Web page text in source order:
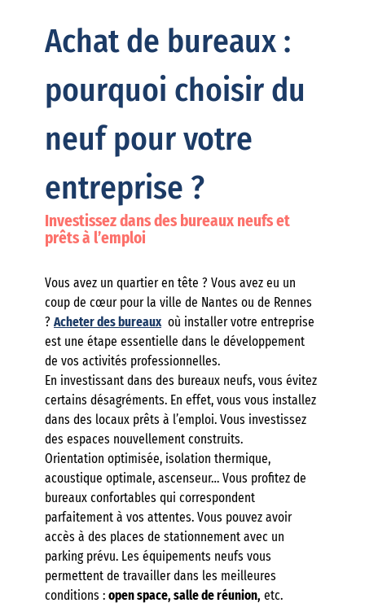
Achat de bureaux :
pourquoi choisir du
neuf pour votre
entreprise ?
Investissez dans des bureaux neufs et
prêts à l’emploi
Vous avez un quartier en tête ? Vous avez eu un
coup de cœur pour la ville de Nantes ou de Rennes
? Acheter des bureaux où installer votre entreprise
est une étape essentielle dans le développement
de vos activités professionnelles.
En investissant dans des bureaux neufs, vous évitez
certains désagréments. En effet, vous vous installez
dans des locaux prêts à l’emploi. Vous investissez
des espaces nouvellement construits.
Orientation optimisée, isolation thermique,
acoustique optimale, ascenseur… Vous profitez de
bureaux confortables qui correspondent
parfaitement à vos attentes. Vous pouvez avoir
accès à des places de stationnement avec un
parking prévu. Les équipements neufs vous
permettent de travailler dans les meilleures
conditions : open space, salle de réunion, etc.